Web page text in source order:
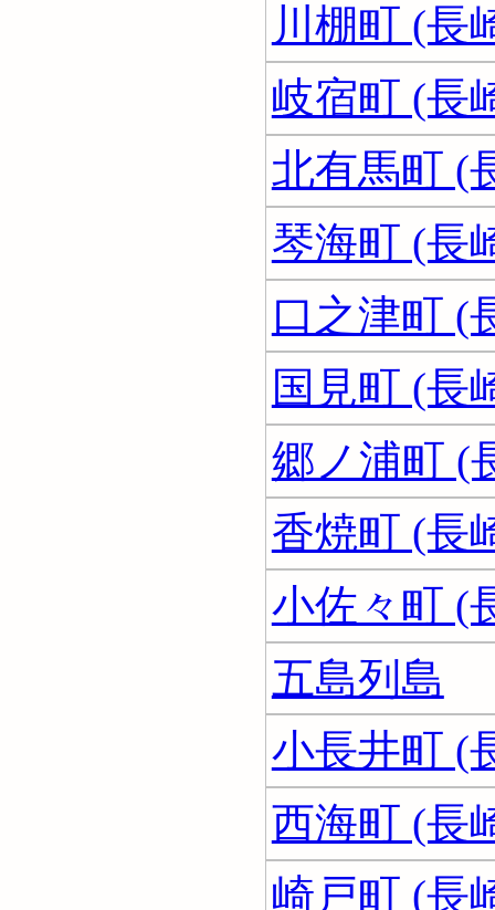
川棚町 (長
岐宿町 (長
北有馬町 (
琴海町 (長
口之津町 (
国見町 (長
郷ノ浦町 (
香焼町 (長
小佐々町 (
五島列島
小長井町 (
西海町 (長
崎戸町 (長